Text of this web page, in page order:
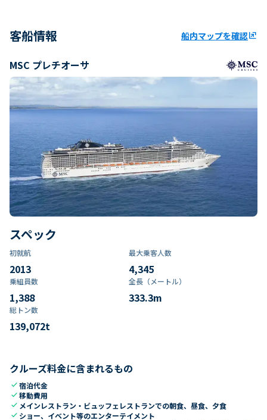
客船情報 船内マップを確認ungroup
MSC プレチオーサ
スペック
初就航
2013
最大乗客人数
4,345
乗組員数​
1,388
全長（メートル）
333.3m
総トン数​
139,072t
クルーズ料金に含まれるもの
check宿泊代金
check移動費用
check メインレストラン・ビュッフェレストランでの朝食、昼食、夕食
check ショー、イベント等のエンターテイメント